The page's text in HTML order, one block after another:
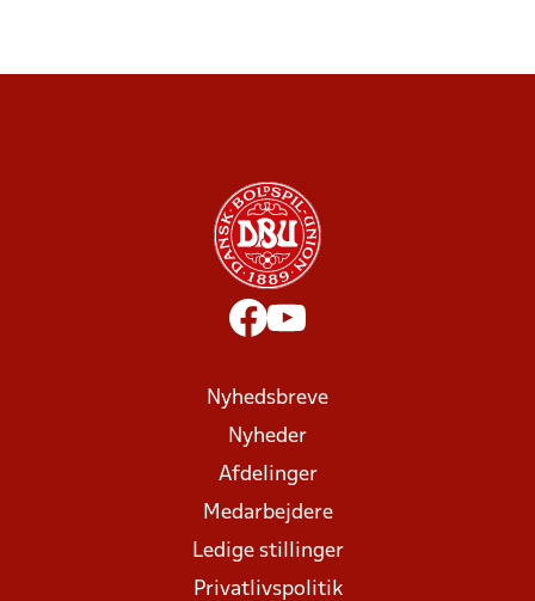
Nyhedsbreve
Nyheder
Afdelinger
Medarbejdere
Ledige stillinger
Privatlivspolitik